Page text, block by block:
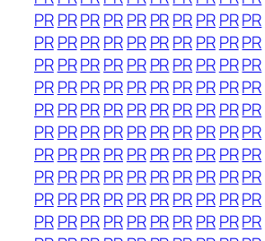
PRPRPRPRPR PRPRPRPRPR
PRPRPRPRPR PRPRPRPRPR
PRPRPRPRPR PRPRPRPRPR
PRPRPRPRPR PRPRPRPRPR
PRPRPRPRPR PRPRPRPRPR
PRPRPRPRPR PRPRPRPRPR
PRPRPRPRPR PRPRPRPRPR
PRPRPRPRPR PRPRPRPRPR
PRPRPRPRPR PRPRPRPRPR
PRPRPRPRPR PRPRPRPRPR